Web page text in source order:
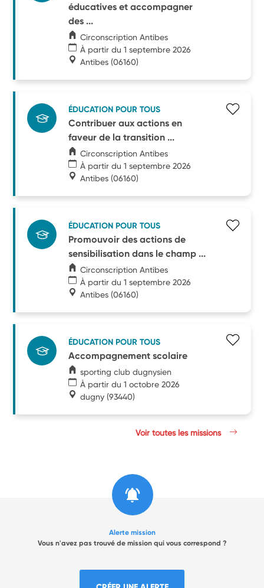
éducatives et accompagner
des ...
Circonscription Antibes
À partir du 1 septembre 2026
Antibes (06160)
ÉDUCATION POUR TOUS
Contribuer aux actions en
faveur de la transition ...
Circonscription Antibes
À partir du 1 septembre 2026
Antibes (06160)
ÉDUCATION POUR TOUS
Promouvoir des actions de
sensibilisation dans le champ ...
Circonscription Antibes
À partir du 1 septembre 2026
Antibes (06160)
ÉDUCATION POUR TOUS
Accompagnement scolaire
sporting club dugnysien
À partir du 1 octobre 2026
dugny (93440)
Voir toutes les missions
Alerte mission
Vous n'avez pas trouvé de mission qui vous correspond ?